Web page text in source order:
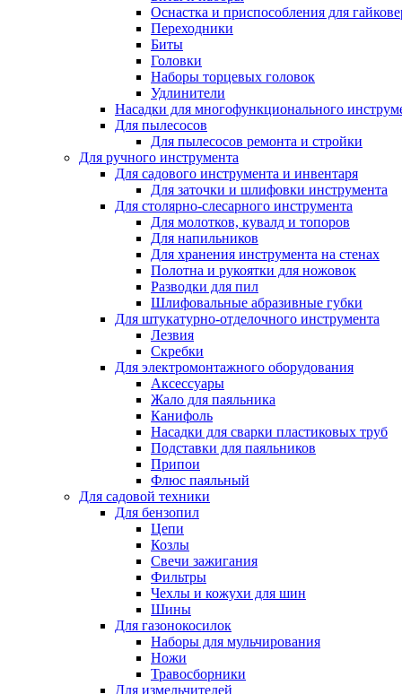
Оснастка и приспособления для
Переходники
Биты
Головки
Наборы торцевых головок
Удлинители
Насадки для многофункционального
Для пылесосов
Для пылесосов ремонта и стройки
Для ручного инструмента
Для садового инструмента и инвентаря
Для заточки и шлифовки инструмента
Для столярно-слесарного инструмента
Для молотков, кувалд и топоров
Для напильников
Для хранения инструмента на стенах
Полотна и рукоятки для ножовок
Разводки для пил
Шлифовальные абразивные губки
Для штукатурно-отделочного инструмента
Лезвия
Скребки
Для электромонтажного оборудования
Аксессуары
Жало для паяльника
Канифоль
Насадки для сварки пластиковых труб
Подставки для паяльников
Припои
Флюс паяльный
Для садовой техники
Для бензопил
Цепи
Козлы
Свечи зажигания
Фильтры
Чехлы и кожухи для шин
Шины
Для газонокосилок
Наборы для мульчирования
Ножи
Травосборники
Для измельчителей